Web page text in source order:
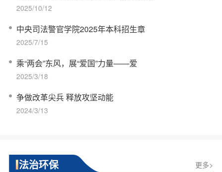
2025/10/12
中央司法警官学院2025年本科招生章
2025/7/15
乘“两会”东风，展“爱国”力量——爱
2025/3/18
争做改革尖兵 释放攻坚动能
2024/3/13
法治环保 更多>